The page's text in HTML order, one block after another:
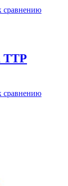
сравнению
TTP
сравнению